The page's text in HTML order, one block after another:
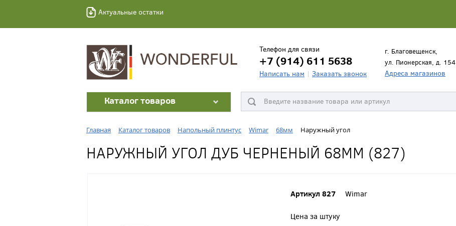
Актуальные остатки
Телефон для связи
+7 (914) 611 5638
Написать нам Заказать звонок
г. Благовещенск,
ул. Пионерская, д. 154
Адреса магазинов
Каталог товаров
Главная Каталог товаров Напольный плинтус Wimar 68мм Наружный угол
НАРУЖНЫЙ УГОЛ ДУБ ЧЕРНЕНЫЙ 68ММ (827)
Артикул 827 Wimar
Цена за штуку